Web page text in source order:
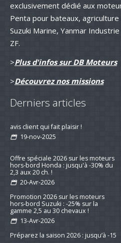
exclusivement dédié aux
Penta pour bateaux,
Suzuki Marine, Yanmar
ZF.
>Plus d'infos sur DB Moteurs
>Découvrez nos missions
Derniers articles
Remotorisation d'un voilier suivi d'un
avis client qui fait plaisir !
Offre spéciale 2026 sur les moteurs
hors-bord Honda : jusqu'à -30% du
2,3 aux 20 ch. !
Promotion 2026 sur les moteurs
hors-bord Suzuki : -25% sur la
gamme 2,5 au 30 chevaux !